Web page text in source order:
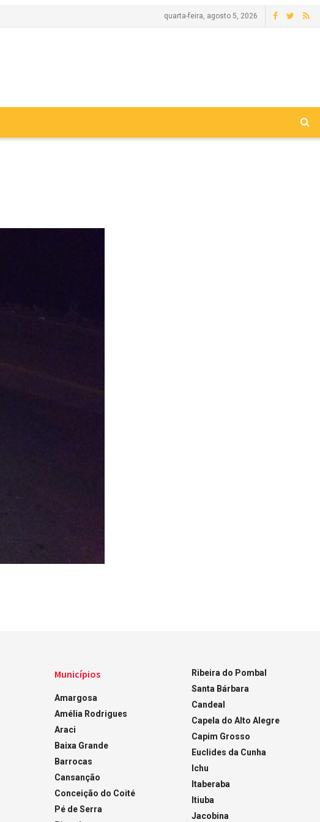
quarta-feira, agosto 5, 2026
Municípios
Amargosa
Amélia Rodrigues
Araci
Baixa Grande
Barrocas
Cansanção
Conceição do Coité
Pé de Serra
Ribeira do Pombal
Santa Bárbara
Candeal
Capela do Alto Alegre
Capim Grosso
Euclides da Cunha
Ichu
Itaberaba
Itiuba
Jacobina